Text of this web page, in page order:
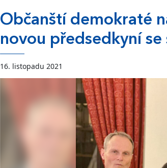
Občanští demokraté
novou předsedkyní
16. listopadu 2021